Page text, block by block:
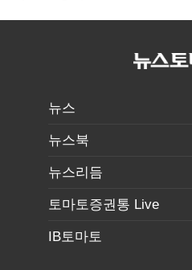
추가투표 때리기
여 내부선
망언'(종합)
뉴스
뉴스북
뉴스리듬
토마토증권통 Live
IB토마토